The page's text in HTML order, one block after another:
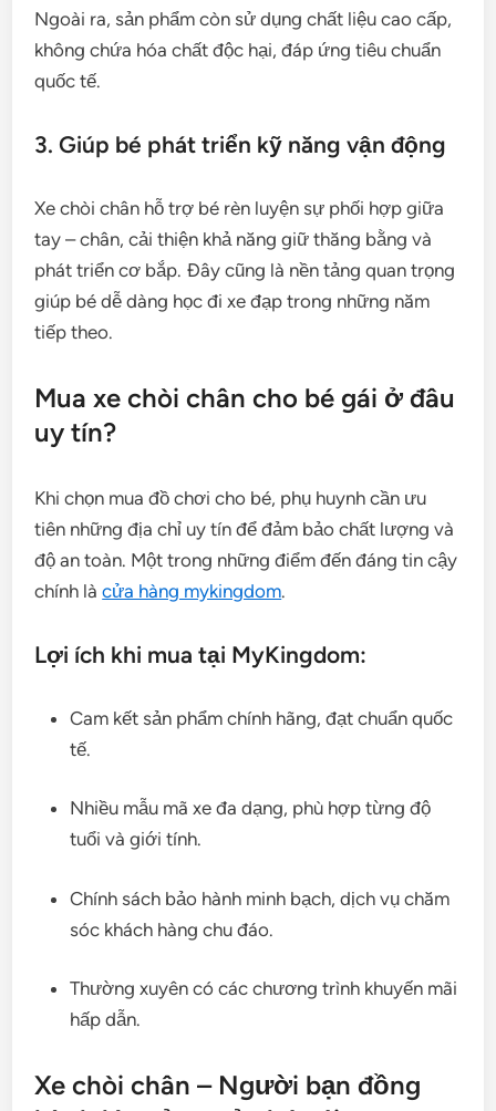
Ngoài ra, sản phẩm còn sử dụng chất liệu cao cấp,
không chứa hóa chất độc hại, đáp ứng tiêu chuẩn
quốc tế.
3. Giúp bé phát triển kỹ năng vận động
Xe chòi chân hỗ trợ bé rèn luyện sự phối hợp giữa
tay – chân, cải thiện khả năng giữ thăng bằng và
phát triển cơ bắp. Đây cũng là nền tảng quan trọng
giúp bé dễ dàng học đi xe đạp trong những năm
tiếp theo.
Mua xe chòi chân cho bé gái ở đâu
uy tín?
Khi chọn mua đồ chơi cho bé, phụ huynh cần ưu
tiên những địa chỉ uy tín để đảm bảo chất lượng và
độ an toàn. Một trong những điểm đến đáng tin cậy
chính làcửa hàng mykingdom.
Lợi ích khi mua tại MyKingdom:
Cam kết sản phẩm chính hãng, đạt chuẩn quốc
tế.
Nhiều mẫu mã xe đa dạng, phù hợp từng độ
tuổi và giới tính.
Chính sách bảo hành minh bạch, dịch vụ chăm
sóc khách hàng chu đáo.
Thường xuyên có các chương trình khuyến mãi
hấp dẫn.
Xe chòi chân – Người bạn đồng